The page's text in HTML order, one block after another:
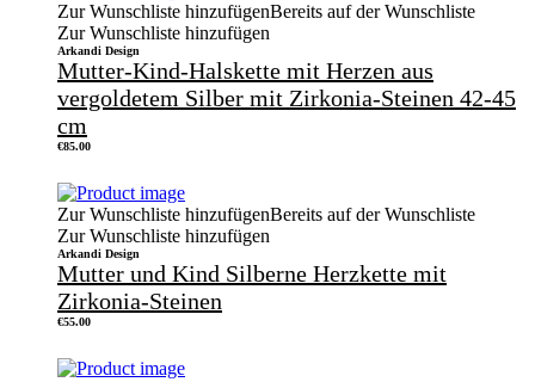
Zur Wunschliste hinzufügenBereits auf der Wunschliste
Zur Wunschliste hinzufügen
Arkandi Design
Mutter-Kind-Halskette mit Herzen aus
vergoldetem Silber mit Zirkonia-Steinen 42-45
cm
€85.00
Zur Wunschliste hinzufügenBereits auf der Wunschliste
Zur Wunschliste hinzufügen
Arkandi Design
Mutter und Kind Silberne Herzkette mit
Zirkonia-Steinen
€55.00